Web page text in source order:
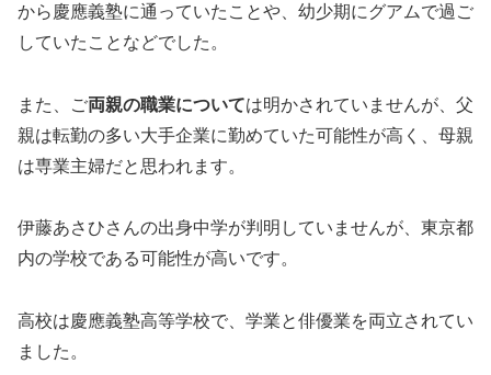
から慶應義塾に通っていたことや、幼少期にグアムで過ご
していたことなどでした。
また、ご両親の職業については明かされていませんが、父
親は転勤の多い大手企業に勤めていた可能性が高く、母親
は専業主婦だと思われます。
伊藤あさひさんの出身中学が判明していませんが、東京都
内の学校である可能性が高いです。
高校は慶應義塾高等学校で、学業と俳優業を両立されてい
ました。